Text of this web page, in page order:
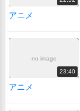
アニメ
no image
23:40
アニメ